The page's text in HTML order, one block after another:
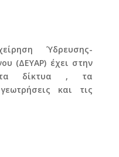
Ύδρευσης-
(ΔΕΥΑΡ) έχει στην
τα δίκτυα , τα
και τις